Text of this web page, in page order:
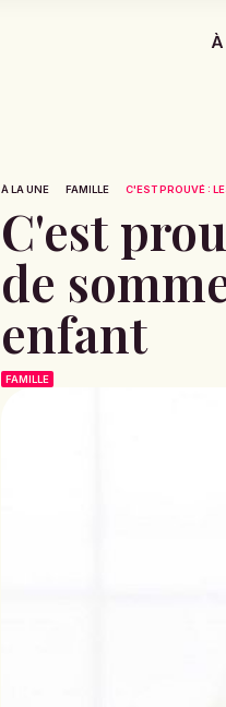
À LA UNE FAMILLE C'EST PROUVÉ :
C'est
de
enfant
FAMILLE